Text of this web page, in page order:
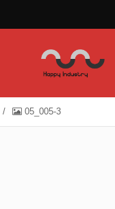
/ 05_005-3